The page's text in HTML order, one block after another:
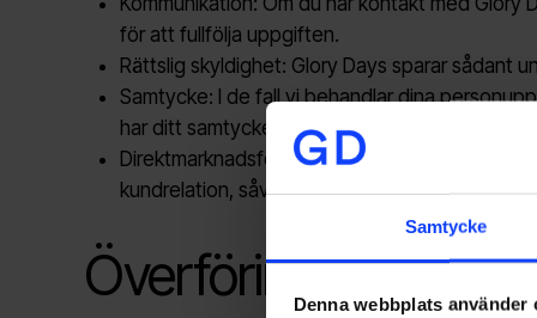
Samtycke
Denna webbplats använder
för att fullfölja uppgiften.
Rättslig skyldighet: Glory Days sparar sådant
Samtycke: I de fall vi behandlar dina
har ditt samtycke till det.
Direktmarknadsföring: Vi kan komma att
kundrelation, såvida du inte innan dess
Överföring av